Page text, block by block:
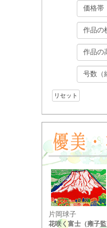
リセット
片岡球子
花咲く富士（雍子監